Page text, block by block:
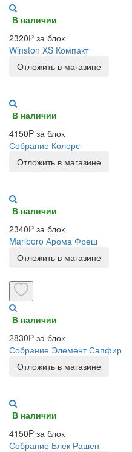
В наличии
2320P за блок
Winston XS Компакт
Отложить в магазине
В наличии
4150P за блок
Собрание Колорс
Отложить в магазине
В наличии
2340P за блок
Marlboro Арома Фреш
Отложить в магазине
В наличии
2830P за блок
Собрание Элемент Сапфир
Отложить в магазине
В наличии
4150P за блок
Собрание Блек Рашен